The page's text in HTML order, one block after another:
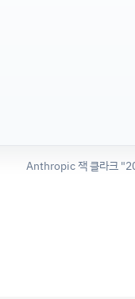
Anthropic 잭 클라크